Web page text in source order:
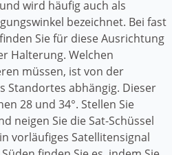
wird häufig auch als
bezeichnet. Bei fast
Sie für diese Ausrichtung
Halterung. Welchen
müssen, ist von der
Standortes abhängig. Dieser
28 und 34°. Stellen Sie
neigen Sie die Sat-Schüssel
vorläufiges Satellitensignal